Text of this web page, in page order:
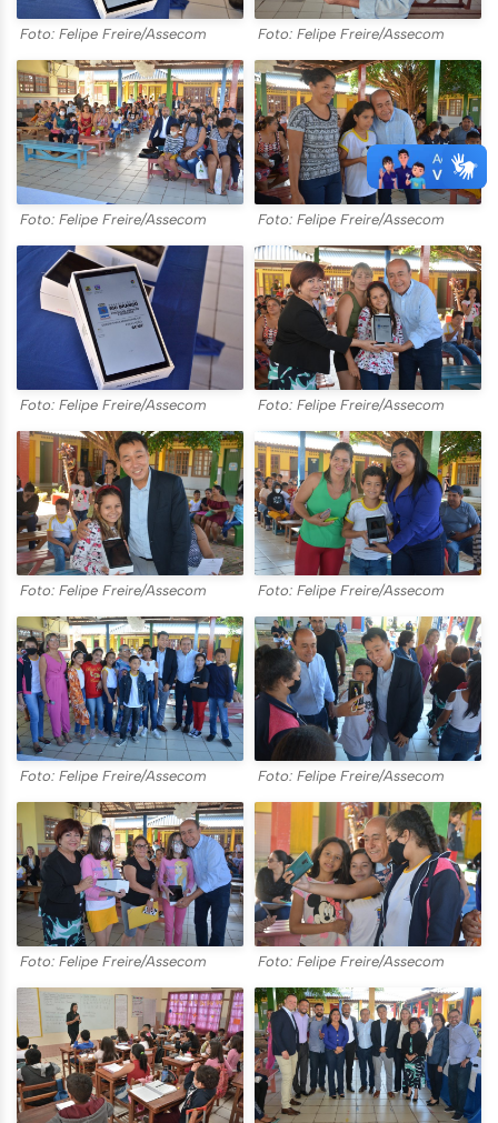
Foto: Felipe Freire/Assecom Foto: Felipe Freire/Assecom
Foto: Felipe Freire/Assecom Foto: Felipe Freire/Assecom
Foto: Felipe Freire/Assecom Foto: Felipe Freire/Assecom
Foto: Felipe Freire/Assecom Foto: Felipe Freire/Assecom
Foto: Felipe Freire/Assecom Foto: Felipe Freire/Assecom
Foto: Felipe Freire/Assecom Foto: Felipe Freire/Assecom